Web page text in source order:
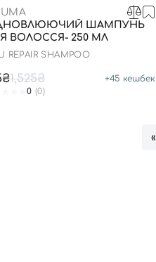
ШАМПУНЬ
ВОЛОССЯ- 250 МЛ
REPAIR SHAMPOO
1,525₴ +45 кешбек
0 (0)
«